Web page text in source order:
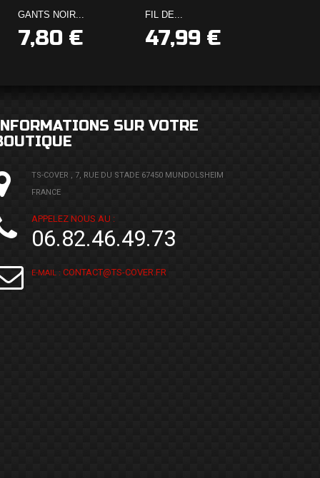
GANTS NOIR...
7,80 €
FIL DE...
47,99 €
SUR VOTRE
TS-COVER , 7, RUE DU STADE 67450 MUNDOLSHEIM
FRANCE
APPELEZ NOUS AU :
06.82.46.49.73
E-MAIL : CONTACT@TS-COVER.FR